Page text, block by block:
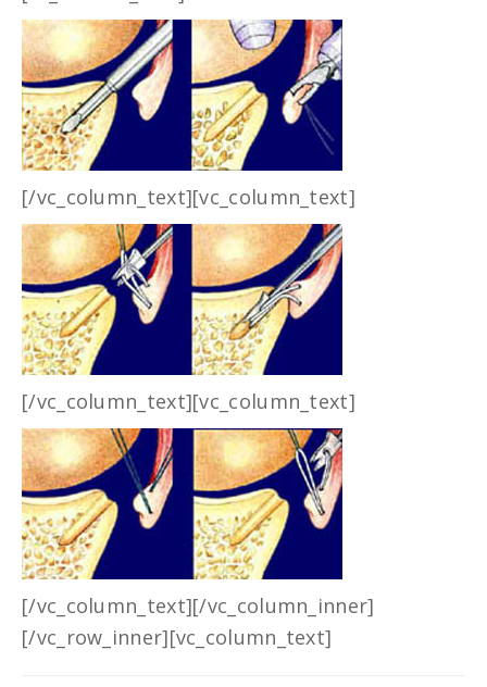
[/vc_column_text][vc_column_text]
[/vc_column_text][vc_column_text]
[/vc_column_text][/vc_column_inner]
[/vc_row_inner][vc_column_text]